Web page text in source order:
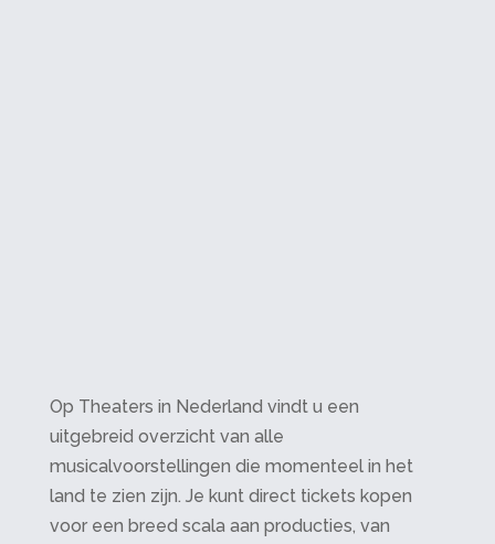
Op Theaters in Nederland vindt u een
uitgebreid overzicht van alle
musicalvoorstellingen die momenteel in het
land te zien zijn. Je kunt direct tickets kopen
voor een breed scala aan producties, van